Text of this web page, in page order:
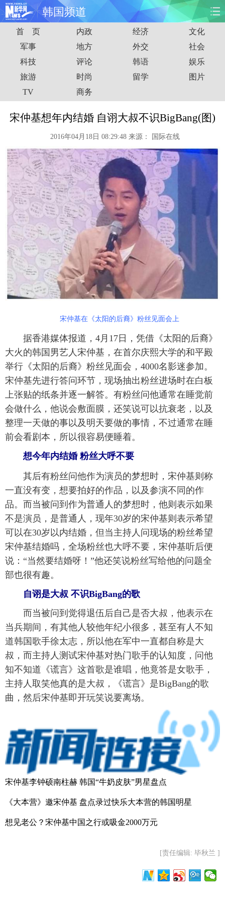
韩国频道
首页 时政 国际 财经
娱乐 体育 人事 教育
时尚 思客
港澳 台湾 华人 汽车
能源 房产
图片 视频 彩票
旅游 健康 信息化
金融 公益 军事 无人机
富媒体 新华广播
新华电视中文 新华电视英文 返回PC
首 页 内政 经济
文化
军事
地方 外交
社会
科技
评论 韩语
娱乐
旅游
时尚 留学
图片
TV
商务
宋仲基想年内结婚 自诩大叔不识BigBang(图)
2016年04月18日 08:29:48 来源： 国际在线
宋仲基在《太阳的后裔》粉丝见面会上
据香港媒体报道，4月17日，凭借《太阳的后裔》
大火的韩国男艺人宋仲基，在首尔庆熙大学的和平殿
举行《太阳的后裔》粉丝见面会，4000名影迷参加。
宋仲基先进行答问环节，现场抽出粉丝进场时在白板
上张贴的纸条并逐一解答。有粉丝问他通常在睡觉前
会做什么，他说会敷面膜，还笑说可以抗衰老，以及
整理一天做的事以及明天要做的事情，不过通常在睡
前会看剧本，所以很容易便睡着。
想今年内结婚 粉丝大呼不要
其后有粉丝问他作为演员的梦想时，宋仲基则称
一直没有变，想要拍好的作品，以及参演不同的作
品。而当被问到作为普通人的梦想时，他则表示如果
不是演员，是普通人，现年30岁的宋仲基则表示希望
可以在30岁以内结婚，但当主持人问现场的粉丝希望
宋仲基结婚吗，全场粉丝也大呼不要，宋仲基听后便
说：“当然要结婚呀！”他还笑说粉丝写给他的问题全
部也很有趣。
自诩是大叔 不识BigBang的歌
而当被问到觉得退伍后自己是否大叔，他表示在
当兵期间，有其他人较他年纪小很多，甚至有人不知
道韩国歌手徐太志，所以他在军中一直都自称是大
叔，而主持人测试宋仲基对热门歌手的认知度，问他
知不知道《谎言》这首歌是谁唱，他竟答是女歌手，
主持人取笑他真的是大叔，《谎言》是BigBang的歌
曲，然后宋仲基即开玩笑说要离场。
宋仲基李钟硕南柱赫 韩国“牛奶皮肤”男星盘点
《大本营》邀宋仲基 盘点录过快乐大本营的韩国明星
想见老公？宋仲基中国之行或吸金2000万元
[责任编辑: 毕秋兰 ]